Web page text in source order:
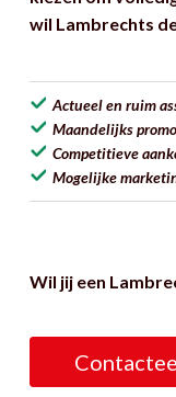
wil Lambrechts
Actueel en ruim
Maandelijks
Competitieve
Mogelijke
Wil jij een